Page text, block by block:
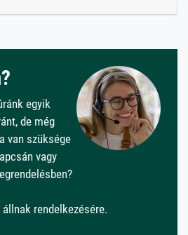
egyik
de még
van szüksége
vagy
rendelkezésére.